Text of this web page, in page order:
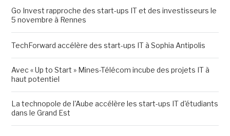
Go Invest rapproche des start-ups IT et des investisseurs le
5 novembre à Rennes
TechForward accélère des start-ups IT à Sophia Antipolis
Avec « Up to Start » Mines-Télécom incube des projets IT à
haut potentiel
La technopole de l'Aube accélère les start-ups IT d'étudiants
dans le Grand Est